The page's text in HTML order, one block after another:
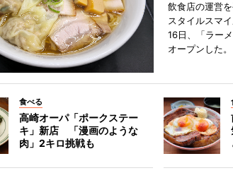
飲食店の運営
スタイルスマ
16日、「ラー
オープンした。
食べる
高崎オーパ「ポークステー
キ」新店 「漫画のような
肉」2キロ挑戦も